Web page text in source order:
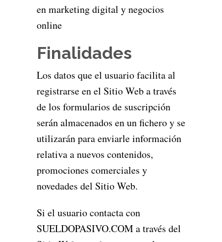
en marketing digital y negocios
online
Finalidades
Los datos que el usuario facilita al
registrarse en el Sitio Web a través
de los formularios de suscripción
serán almacenados en un fichero y se
utilizarán para enviarle información
relativa a nuevos contenidos,
promociones comerciales y
novedades del Sitio Web.
Si el usuario contacta con
SUELDOPASIVO.COM a través del